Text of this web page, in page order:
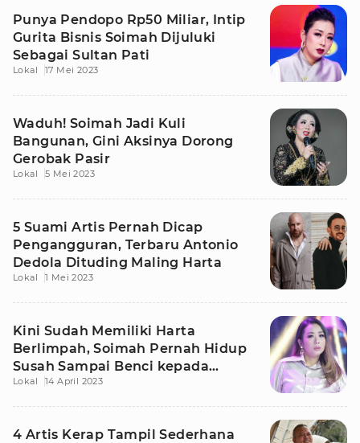
Punya Pendopo Rp50 Miliar, Intip
Gurita Bisnis Soimah Dijuluki
Sebagai Sultan Pati
Lokal 17 Mei 2023
Waduh! Soimah Jadi Kuli
Bangunan, Gini Aksinya Dorong
Gerobak Pasir
Lokal 5 Mei 2023
5 Suami Artis Pernah Dicap
Pengangguran, Terbaru Antonio
Dedola Dituding Maling Harta
Lokal 1 Mei 2023
Kini Sudah Memiliki Harta
Berlimpah, Soimah Pernah Hidup
Susah Sampai Benci kepada
Ibunda
Lokal 14 April 2023
4 Artis Kerap Tampil Sederhana